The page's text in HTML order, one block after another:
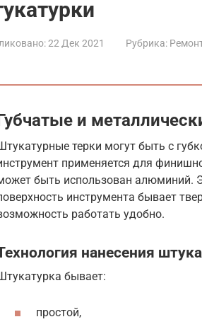
22 Дек 2021 Рубрика:
и
терки могут быть с
применяется для
быть использован алюминий.
инструмента бывает
работать удобно.
нанесения
бывает:
простой,